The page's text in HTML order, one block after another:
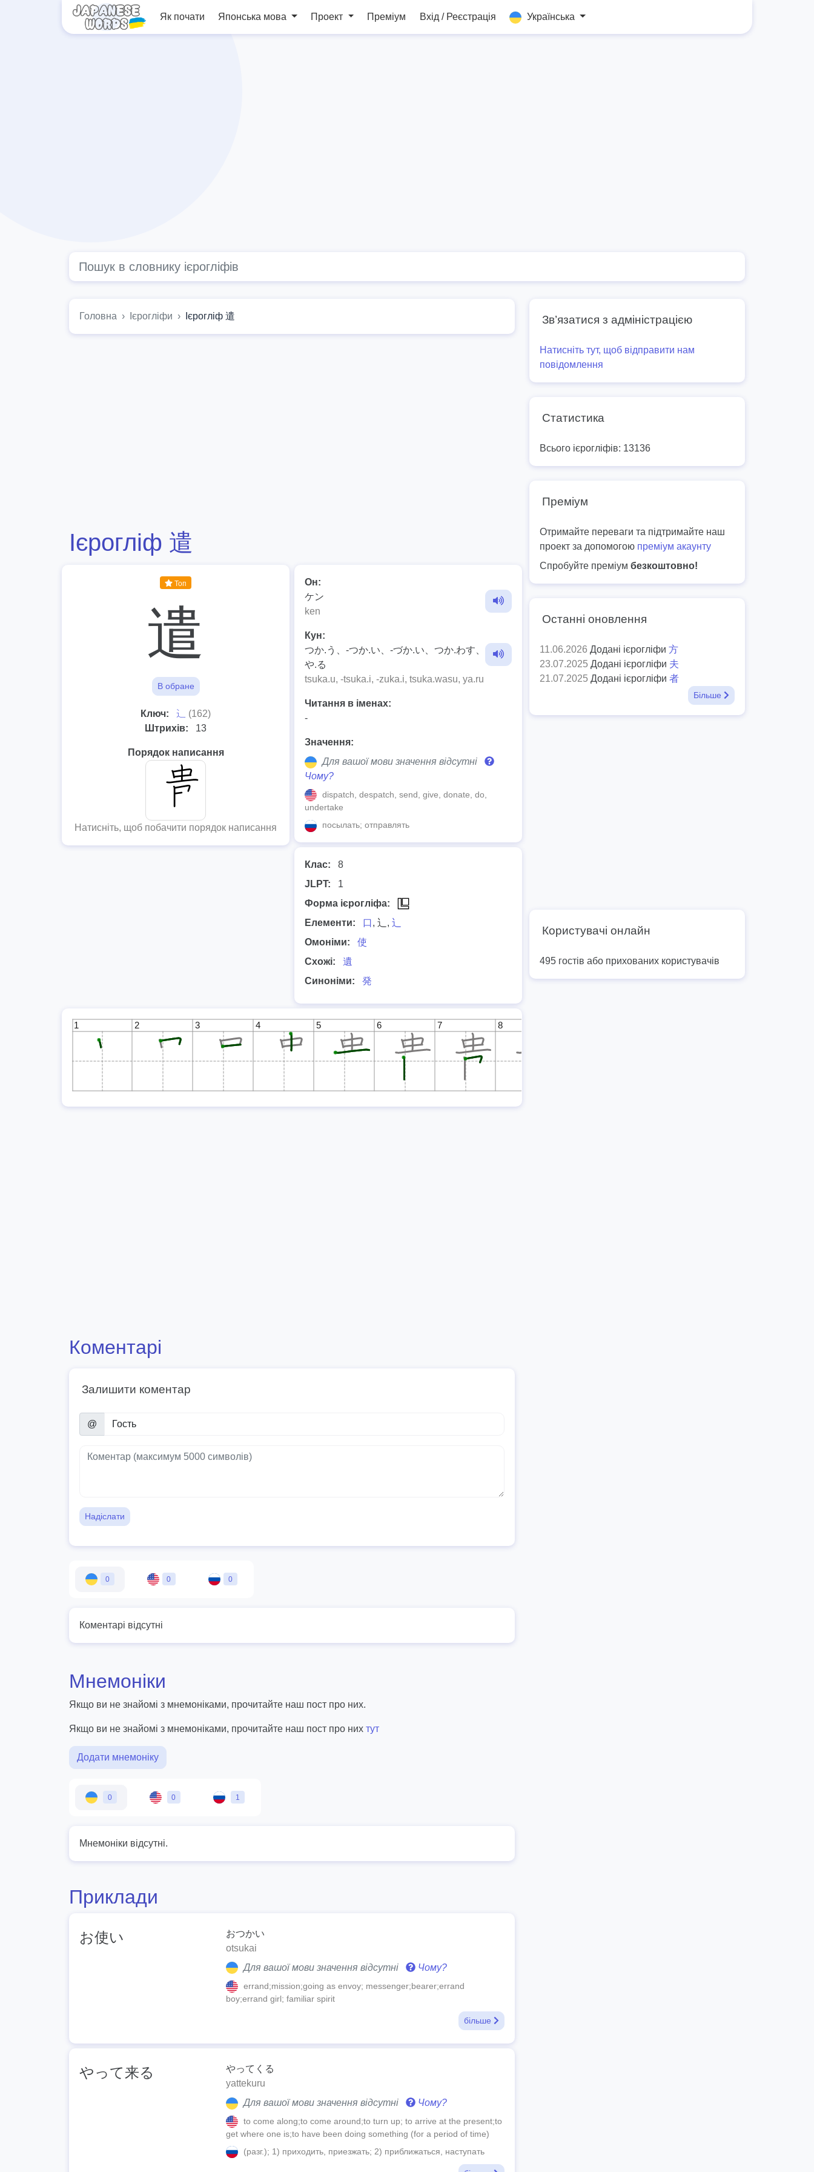
Як почати Японська мова Проект Преміум Вхід / Реєстрація Українська
Головна Ієрогліфи Ієрогліф 遣
Ієрогліф 遣
Топ
遣
В обране
Ключ: ⻌
(162)
Штрихів:
13
Порядок написання
Натисніть, щоб побачити порядок написання
Он:
ケン
ken
Кун:
つか.う、-つか.い、-づか.い、つか.わす、
や.る
tsuka.u, -tsuka.i, -zuka.i, tsuka.wasu, ya.ru
Читання в іменах:
-
Значення:
Для вашої мови значення відсутні
Чому?
dispatch, despatch, send, give, donate, do,
undertake
посылать; отправлять
Клас:
8
JLPT:
1
Форма ієрогліфа:
Елементи:
口, 辶, 辶
Омоніми:
使
Схожі:
遺
Синоніми:
発
1 2 3 4 5 6 7 8
Коментарі
Залишити коментар
@
Надіслати
0 0 0
Коментарі відсутні
Мнемоніки
Якщо ви не знайомі з мнемоніками, прочитайте наш пост про них.
Якщо ви не знайомі з мнемоніками, прочитайте наш пост про них тут
Додати мнемоніку
0 0 1
Мнемоніки відсутні.
Приклади
お使い
おつかい
otsukai
Для вашої мови значення відсутні
Чому?
errand;mission;going as envoy; messenger;bearer;errand
boy;errand girl; familiar spirit
більше
やって来る
やってくる
yattekuru
Для вашої мови значення відсутні
Чому?
to come along;to come around;to turn up; to arrive at the present;to
get where one is;to have been doing something (for a period of time)
(разг.); 1) приходить, приезжать; 2) приближаться, наступать
Зв’язатися з адміністрацією
Натисніть тут, щоб відправити нам
повідомлення
Статистика
Всього ієрогліфів: 13136
Преміум
Отримайте переваги та підтримайте наш
проект за допомогою преміум акаунту
Спробуйте преміум безкоштовно!
Останні оновлення
11.06.2026 Додані ієрогліфи 方
23.07.2025 Додані ієрогліфи 夫
21.07.2025 Додані ієрогліфи 者
Більше
Користувачі онлайн
495 гостів або прихованих користувачів